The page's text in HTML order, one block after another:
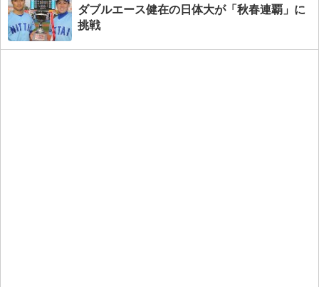
ダブルエース健在の日体大が「秋春連覇」に
挑戦